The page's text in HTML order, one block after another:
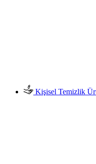
Kişisel Temizlik